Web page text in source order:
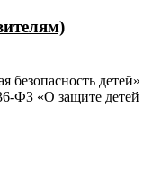
безопасность детей»
ФЗ «О защите детей